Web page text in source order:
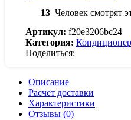
13 Человек смотрят
Артикул: f20e3206bc24
Категория:
Поделиться:
Описание
Расчет доставки
Характеристики
Отзывы (0)